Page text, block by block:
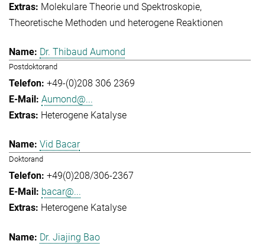
Molekulare Theorie und Spektroskopie
Theoretische Methoden und heterogene Reaktionen
Dr. Thibaud Aumond
Postdoktorand
+49-(0)208 306 2369
Aumond@...
Heterogene Katalyse
Vid Bacar
Doktorand
+49(0)208/306-2367
bacar@...
Heterogene Katalyse
Dr. Jiajing Bao